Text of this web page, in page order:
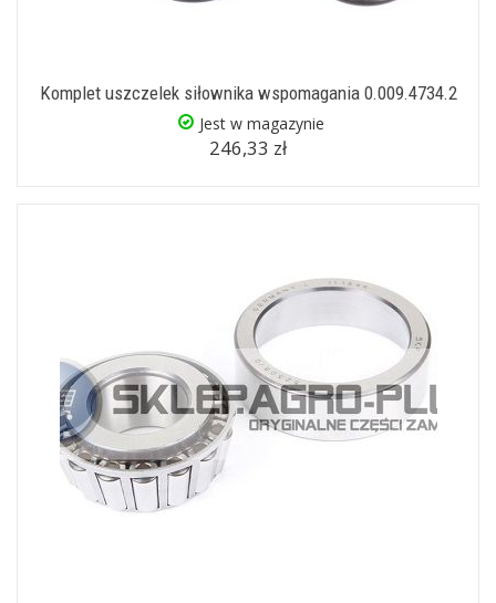
Komplet uszczelek siłownika wspomagania 0.009.4734.2
Jest w magazynie
246,33 zł